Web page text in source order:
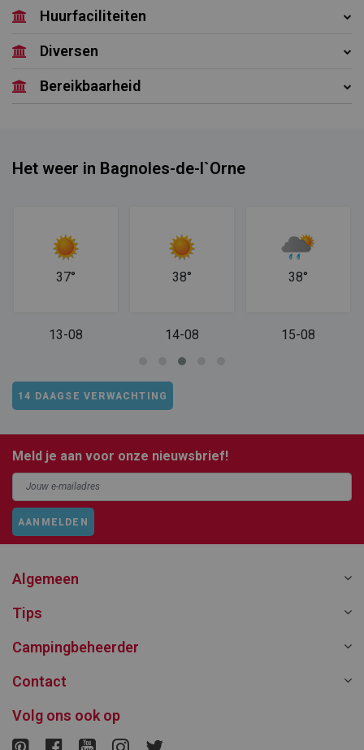
Huurfaciliteiten
Diversen
Bereikbaarheid
Het weer in Bagnoles-de-l`Orne
37°
13-08
38°
14-08
38°
15-08
14 DAAGSE VERWACHTING
Meld je aan voor onze nieuwsbrief!
AANMELDEN
Algemeen
Tips
Campingbeheerder
Contact
Volg ons ook op